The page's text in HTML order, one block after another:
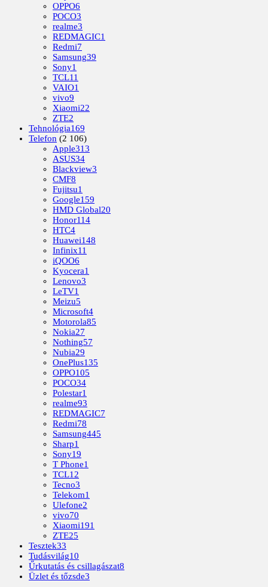
OPPO6
POCO3
realme3
REDMAGIC1
Redmi7
Samsung39
Sony1
TCL11
VAIO1
vivo9
Xiaomi22
ZTE2
Tehnológia169
Telefon (2 106)
Apple313
ASUS34
Blackview3
CMF8
Fujitsu1
Google159
HMD Global20
Honor114
HTC4
Huawei148
Infinix11
iQOO6
Kyocera1
Lenovo3
LeTV1
Meizu5
Microsoft4
Motorola85
Nokia27
Nothing57
Nubia29
OnePlus135
OPPO105
POCO34
Polestar1
realme93
REDMAGIC7
Redmi78
Samsung445
Sharp1
Sony19
T Phone1
TCL12
Tecno3
Telekom1
Ulefone2
vivo70
Xiaomi191
ZTE25
Tesztek33
Tudásvilág10
Űrkutatás és csillagászat8
Üzlet és tőzsde3